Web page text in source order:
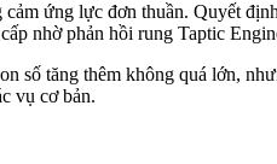
ứng lực đơn thuần. Quyết
nhờ phản hồi rung Taptic
số tăng thêm không quá lớn,
vụ cơ bản.